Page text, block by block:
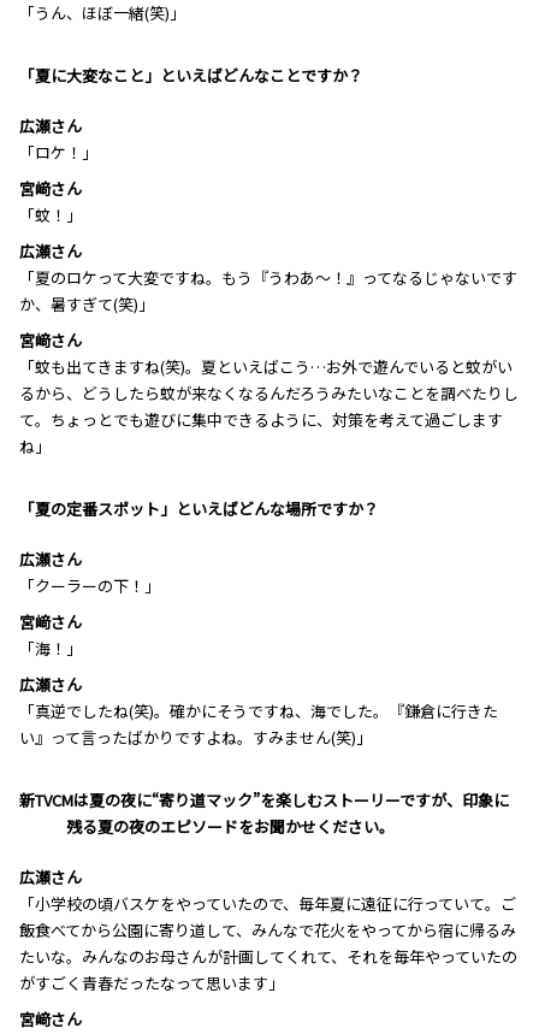
「うん、ほぼ一緒(笑)」
―――「夏に大変なこと」といえばどんなことですか？
広瀬さん
「ロケ！」
宮﨑さん
「蚊！」
広瀬さん
「夏のロケって大変ですね。もう『うわあ～！』ってなるじゃないです
か、暑すぎて(笑)」
宮﨑さん
「蚊も出てきますね(笑)。夏といえばこう…お外で遊んでいると蚊がい
るから、どうしたら蚊が来なくなるんだろうみたいなことを調べたりし
て。ちょっとでも遊びに集中できるように、対策を考えて過ごします
ね」
―――「夏の定番スポット」といえばどんな場所ですか？
広瀬さん
「クーラーの下！」
宮﨑さん
「海！」
広瀬さん
「真逆でしたね(笑)。確かにそうですね、海でした。『鎌倉に行きた
い』って言ったばかりですよね。すみません(笑)」
―――新TVCMは夏の夜に“寄り道マック”を楽しむストーリーですが、印象に
残る夏の夜のエピソードをお聞かせください。
広瀬さん
「小学校の頃バスケをやっていたので、毎年夏に遠征に行っていて。ご
飯食べてから公園に寄り道して、みんなで花火をやってから宿に帰るみ
たいな。みんなのお母さんが計画してくれて、それを毎年やっていたの
がすごく青春だったなって思います」
宮﨑さん